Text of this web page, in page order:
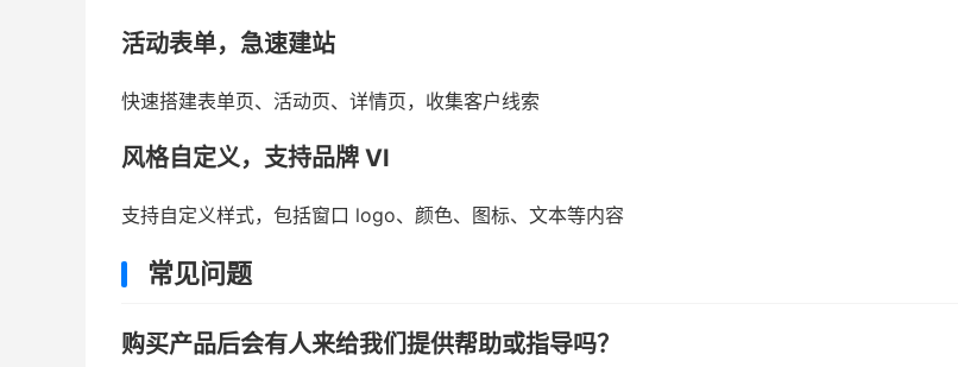
活动表单，急速建站
快速搭建表单页、活动页、详情页，收集客户线索
风格自定义，支持品牌 VI
支持自定义样式，包括窗口 logo、颜色、图标、文本等内容
常见问题
购买产品后会有人来给我们提供帮助或指导吗？